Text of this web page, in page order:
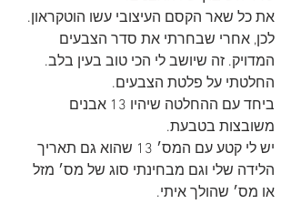
את כל שאר הקסם העיצובי עשו הוטקראון.
לכן, אחרי שבחרתי את סדר הצבעים
המדויק. זה שיושב לי הכי טוב בעין בלב.
החלטתי על פלטת הצבעים.
ביחד עם ההחלטה שיהיו 13 אבנים
משובצות בטבעת.
יש לי קטע עם המס׳ 13 שהוא גם תאריך
הלידה שלי וגם מבחינתי סוג של מס׳ מזל
או מס׳ שהולך איתי.